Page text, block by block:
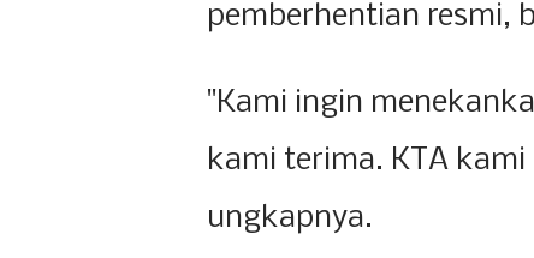
pemberhentian resmi,
"Kami ingin
kami terima. KTA
ungkapnya.